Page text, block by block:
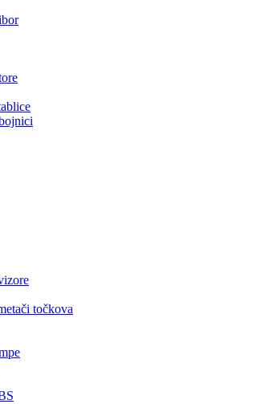
točkova